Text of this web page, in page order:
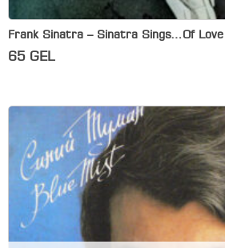
Frank Sinatra – Sinatra Sings…Of Love
65 GEL